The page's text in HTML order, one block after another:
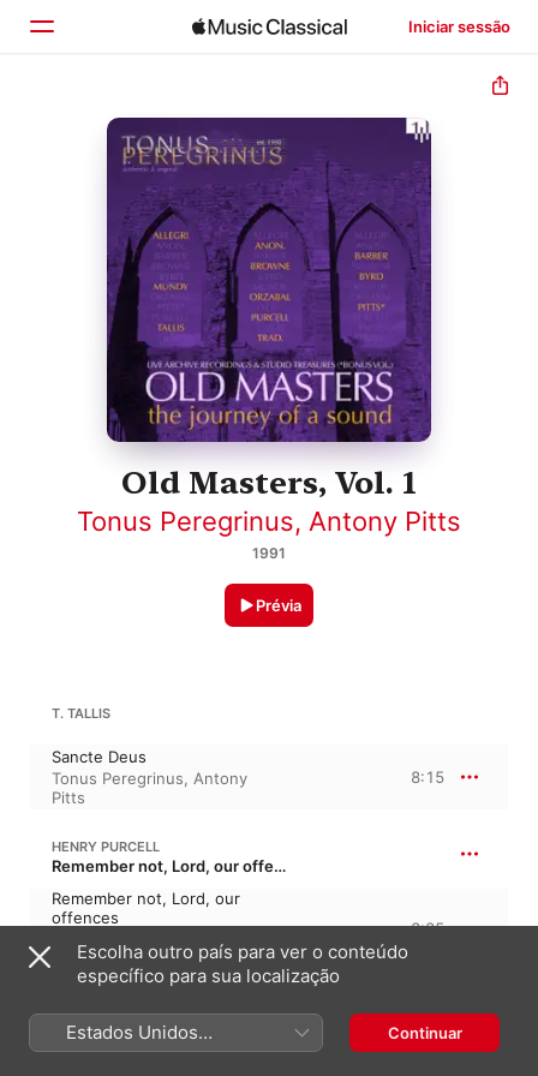
Iniciar sessão
Início
Explorar
Buscar
Old Masters, Vol. 1
Tonus Peregrinus, Antony Pitts
1991
Prévia
T. TALLIS
Sancte Deus
Tonus Peregrinus, Antony
Pitts
8:15
HENRY PURCELL
Remember not, Lord, our offences, Z. 50
Remember not, Lord, our
offences
Peregrinus
3:35
In aeternum
Escolha outro país para ver o conteúdo
específico para sua localização
Estados Unidos
(Português Brasil)
Continuar